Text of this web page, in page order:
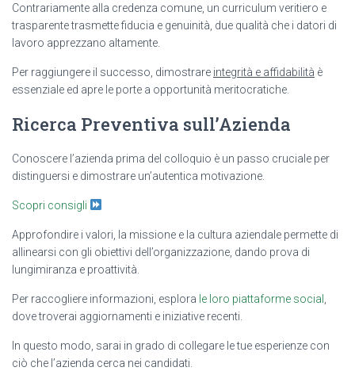
Contrariamente alla credenza comune, un curriculum veritiero e
trasparente trasmette fiducia e genuinità, due qualità che i datori di
lavoro apprezzano altamente.
Per raggiungere il successo, dimostrare integrità e affidabilità è
essenziale ed apre le porte a opportunità meritocratiche.
Ricerca Preventiva sull’Azienda
Conoscere l’azienda prima del colloquio è un passo cruciale per
distinguersi e dimostrare un’autentica motivazione.
Scopri consigli
Approfondire i valori, la missione e la cultura aziendale permette di
allinearsi con gli obiettivi dell’organizzazione, dando prova di
lungimiranza e proattività.
Per raccogliere informazioni, esplora le loro piattaforme social
dove troverai aggiornamenti e iniziative recenti.
In questo modo, sarai in grado di collegare le tue esperienze con
ciò che l’azienda cerca nei candidati.